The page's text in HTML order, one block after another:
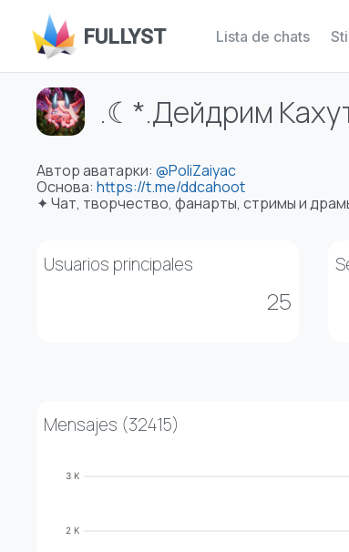
FULLYST Lista de chats
.☾*.Дейдрим
Автор аватарки: @PoliZaiyac
Основа: https://t.me/ddcahoot
✦ Чат, творчество, фанарты, стримы и
Usuarios principales
25
Mensajes (32415)
2 K
3 K